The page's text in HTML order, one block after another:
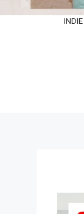
INDIE